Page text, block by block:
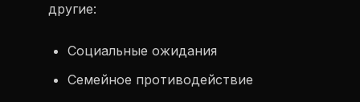
другие:
Социальные ожидания
Семейное противодействие